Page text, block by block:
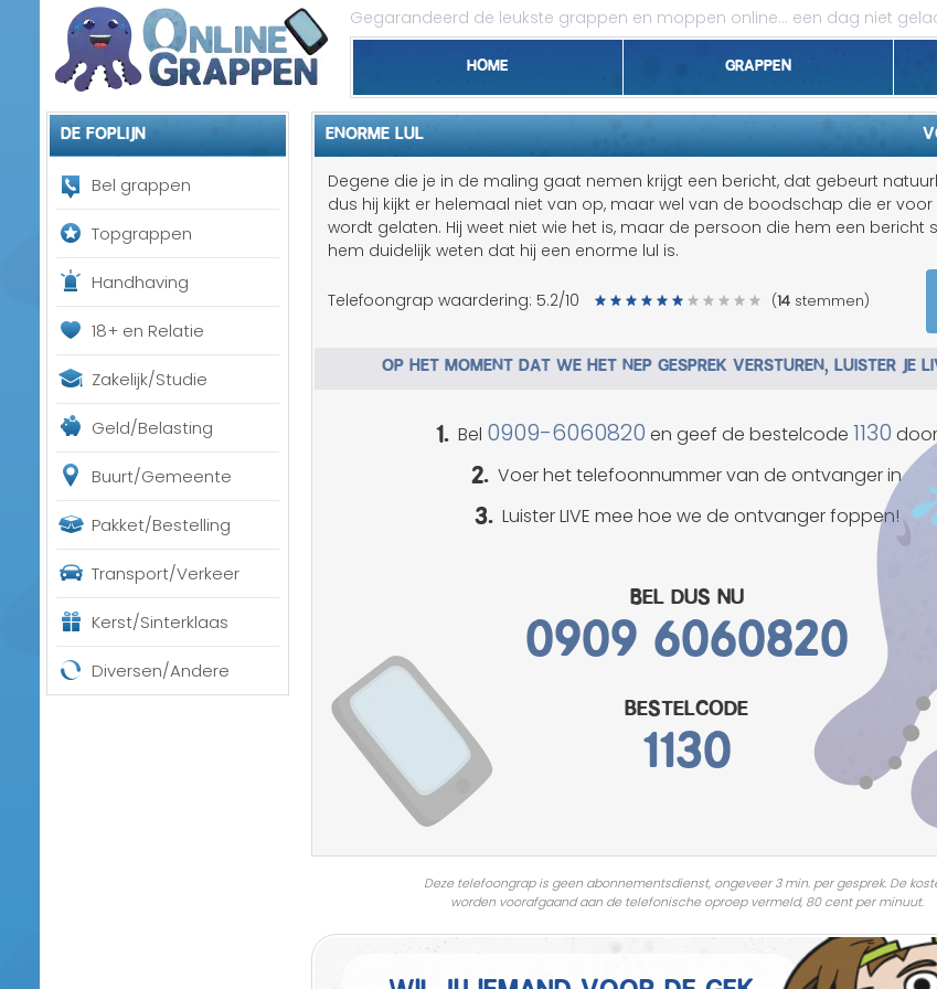
Gegarandeerd de leukste grappen en moppen online... een dag niet
Home Grappen
1 april grappen
Belgen grappen
Dieren grappen
Flauwe grappen
Jantje grappen
Mannen grappen
Slechte grappen
Turken grappen
Vrouwen grappen
De foplijn
Bel grappen
Topgrappen
Handhaving
18+ en Relatie
Zakelijk/Studie
Geld/Belasting
Buurt/Gemeente
Pakket/Bestelling
Transport/Verkeer
Kerst/Sinterklaas
Diversen/Andere
ENORME LUL
Degene die je in de maling gaat nemen krijgt een bericht, dat gebeurt
dus hij kijkt er helemaal niet van op, maar wel van de boodschap die er
wordt gelaten. Hij weet niet wie het is, maar de persoon die hem een bericht
hem duidelijk weten dat hij een enorme lul is.
Telefoongrap waardering: 5.2/10 (14 stemmen)
OP HET MOMENT DAT WE HET NEP GESPREK VERSTUREN, LUISTER JE
1. Bel 0909-6060820 en geef de bestelcode 1130 door
2. Voer het telefoonnummer van de ontvanger in
3. Luister LIVE mee hoe we de ontvanger foppen!
Bel dus nu
0909 6060820
bestelcode
1130
Deze telefoongrap is geen abonnementsdienst, ongeveer 3 min. per gesprek. De
worden voorafgaand aan de telefonische oproep vermeld, 80 cent per minuut.